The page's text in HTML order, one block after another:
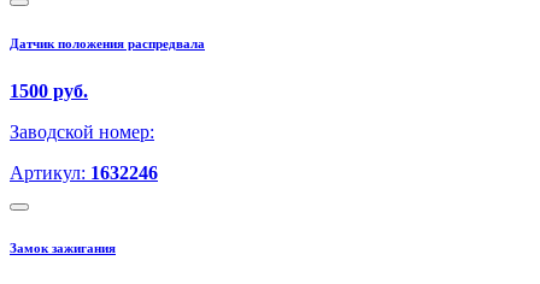
Датчик положения распредвала
1500 руб.
Заводской номер:
Артикул: 1632246
Замок зажигания